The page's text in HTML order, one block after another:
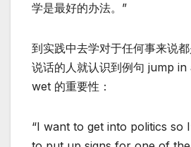
学是最好的办法。”
到实践中去学对于任何事来说
说话的人就认识到例句 jump
wet 的重要性：
“I want to get into politics so